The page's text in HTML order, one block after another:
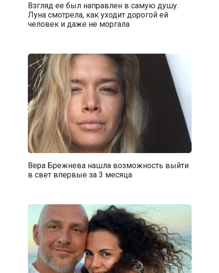
Взгляд ее был направлен в самую душу.
Луна смотрела, как уходит дорогой ей
человек и даже не моргала
Вера Брежнева нашла возможность выйти
в свет впервые за 3 месяца